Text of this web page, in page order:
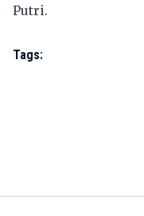
Putri.
Tags: